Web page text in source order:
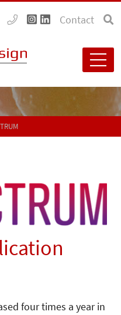
Contact
four times a year in